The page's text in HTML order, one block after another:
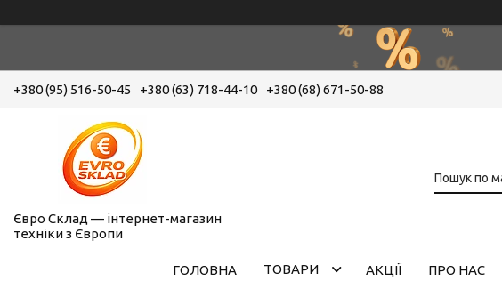
+380 (95) 516-50-45 +380 (63) 718-44-10 +380 (68) 671-50-88
Євро Склад — інтернет-магазин
техніки з Європи
ГОЛОВНА ТОВАРИ АКЦІЇ ПРО НАС